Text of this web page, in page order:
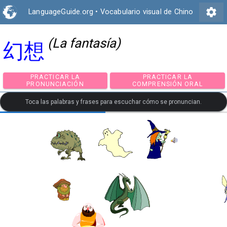
LanguageGuide.org • Vocabulario visual de Chino settings
幻想 (La fantasía)
PRACTICAR LA
PRACTICAR LA
COMPRENSIÓN
Toca las palabras y frases para escuchar cómo se pronuncian.